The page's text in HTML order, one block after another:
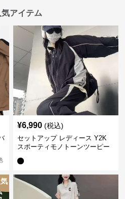
アイテム
¥6,990 (税込)
セットアップ レディース Y2K
スポーティモノトーンツーピー